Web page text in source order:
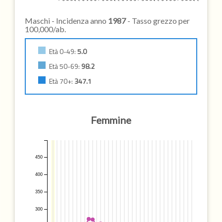
Maschi - Incidenza anno 1987- Tasso grezzo per
100,000/ab.
Età 0-49:5.0
Età 50-69: 98.2
Età 70+: 347.1
Femmine
300
350
400
450